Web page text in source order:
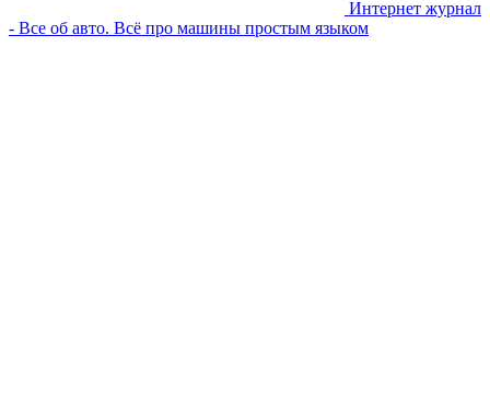
Интернет журнал
- Все об авто. Всё про машины простым языком